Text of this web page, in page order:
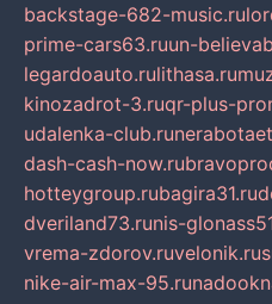
backstage-682-music.ru
prime-cars63.ruun-
legardoauto.rulithasa.ru
kinozadrot-3.ruqr-plus-
udalenka-club.ru
dash-cash-now.ru
hotteygroup.rubagira31.ru
dveriland73.runis-
vrema-zdorov.ruvelonik.ru
nike-air-max-95.ru